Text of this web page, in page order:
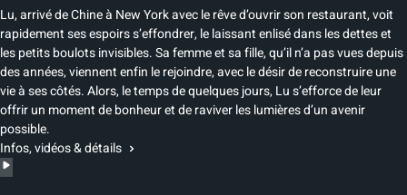
Lu, arrivé de Chine à New York avec le rêve d’ouvrir son restaurant, voit
rapidement ses espoirs s’effondrer, le laissant enlisé dans les dettes et
les petits boulots invisibles. Sa femme et sa fille, qu’il n’a pas vues depuis
des années, viennent enfin le rejoindre, avec le désir de reconstruire une
vie à ses côtés. Alors, le temps de quelques jours, Lu s’efforce de leur
offrir un moment de bonheur et de raviver les lumières d’un avenir
possible.
Infos, vidéos & détails